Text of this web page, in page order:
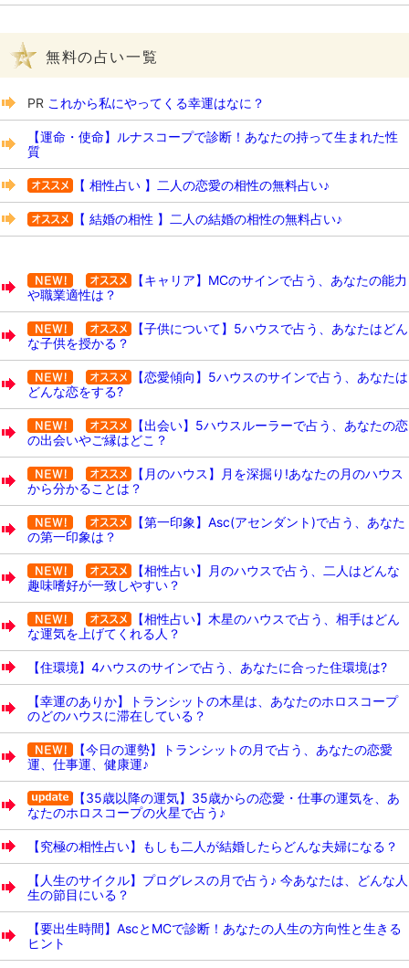
無料の占い一覧
PR これから私にやってくる幸運はなに？
【運命・使命】ルナスコープで診断！あなたの持って生まれた性
質
【 相性占い 】二人の恋愛の相性の無料占い♪
【 結婚の相性 】二人の結婚の相性の無料占い♪
【キャリア】MCのサインで占う、あなたの能力
や職業適性は？
【子供について】5ハウスで占う、あなたはどん
な子供を授かる？
【恋愛傾向】5ハウスのサインで占う、あなたは
どんな恋をする?
【出会い】5ハウスルーラーで占う、あなたの恋
の出会いやご縁はどこ？
【月のハウス】月を深掘り!あなたの月のハウス
から分かることは？
【第一印象】Asc(アセンダント)で占う、あなた
の第一印象は？
【相性占い】月のハウスで占う、二人はどんな
趣味嗜好が一致しやすい？
【相性占い】木星のハウスで占う、相手はどん
な運気を上げてくれる人？
【住環境】4ハウスのサインで占う、あなたに合った住環境は?
【幸運のありか】トランシットの木星は、あなたのホロスコープ
のどのハウスに滞在している？
【今日の運勢】トランシットの月で占う、あなたの恋愛
運、仕事運、健康運♪
【35歳以降の運気】35歳からの恋愛・仕事の運気を、あ
なたのホロスコープの火星で占う♪
【究極の相性占い】もしも二人が結婚したらどんな夫婦になる？
【人生のサイクル】プログレスの月で占う♪ 今あなたは、どんな人
生の節目にいる？
【要出生時間】AscとMCで診断！あなたの人生の方向性と生きる
ヒント